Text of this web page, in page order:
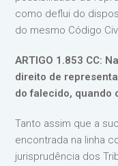
como deflui do
do mesmo Código
ARTIGO 1.853 CC:
direito de
do falecido, quando
Tanto assim que a
encontrada na linha
jurisprudência dos